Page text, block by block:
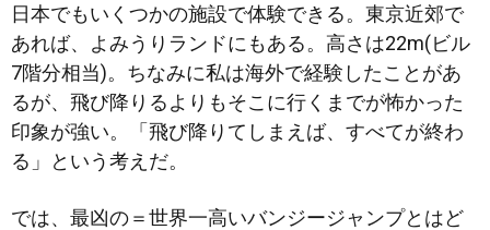
日本でもいくつかの施設で体験できる。東京近郊で
あれば、よみうりランドにもある。高さは22m(ビル
7階分相当)。ちなみに私は海外で経験したことがあ
るが、飛び降りるよりもそこに行くまでが怖かった
印象が強い。「飛び降りて しまえば、すべてが終わ
る」という考えだ。
では、最凶の＝世界一高いバンジージャンプとはど